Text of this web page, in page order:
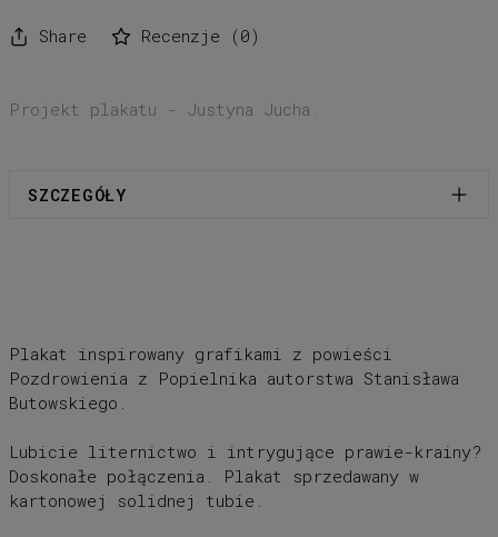
Share Recenzje (0)
Projekt plakatu - Justyna Jucha.
SZCZEGÓŁY
inspiracja.
Plakat inspirowany grafikami z powieści
Pozdrowienia z Popielnika autorstwa Stanisława
Butowskiego.
Lubicie liternictwo i intrygujące prawie-krainy?
Doskonałe połączenia. Plakat sprzedawany w
kartonowej solidnej tubie.